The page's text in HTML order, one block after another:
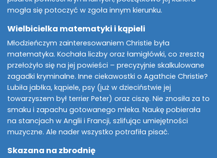
mogła się potoczyć w zgoła innym kierunku.
Wielbicielka matematyki i kąpieli
Młodzieńczym zainteresowaniem Christie była
matematyka. Kochała liczby oraz łamigłówki, co zresztą
przełożyło się na jej powieści – precyzyjnie skalkulowane
zagadki kryminalne. Inne ciekawostki o Agathcie Christie?
Lubiła jabłka, kąpiele, psy (już w dzieciństwie jej
towarzyszem był terrier Peter) oraz ciszę. Nie znosiła za to
smaku i zapachu gotowanego mleka. Naukę pobierała
na stancjach w Anglii i Francji, szlifując umiejętności
muzyczne. Ale nader wszystko potrafiła pisać.
Skazana na zbrodnię